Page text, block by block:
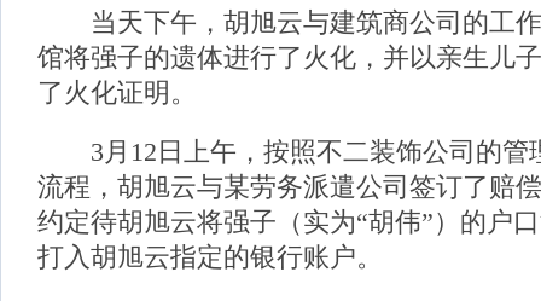
当天下午，胡旭云与建筑商公司的工作
馆将强子的遗体进行了火化，并以亲生儿
了火化证明。
3月12日上午，按照不二装饰公司的管
流程，胡旭云与某劳务派遣公司签订了赔
约定待胡旭云将强子（实为“胡伟”）的户
打入胡旭云指定的银行账户。